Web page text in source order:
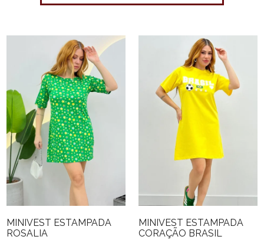
MINIVEST ESTAMPADA
ROSALIA
MINIVEST ESTAMPADA
CORAÇÃO BRASIL